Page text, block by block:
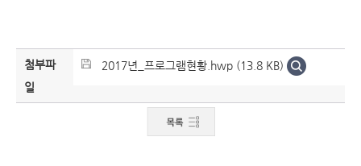
첨부파
일
2017년_프로그램현황.hwp (13.8 KB)